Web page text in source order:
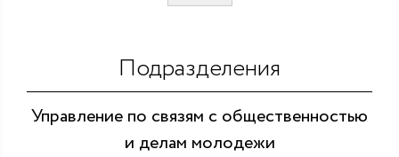
Подразделения
Управление по связям с общественностью
и делам молодежи